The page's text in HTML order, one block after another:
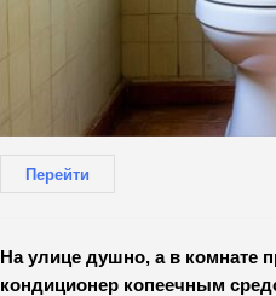
Перейти
На улице душно, а в комнате
кондиционер копеечным